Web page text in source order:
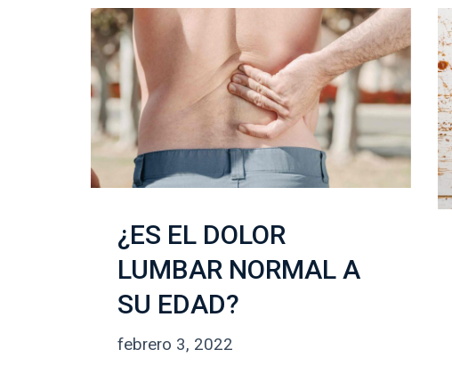
¿ES EL DOLOR
LUMBAR NORMAL A
SU EDAD?
febrero 3, 2022